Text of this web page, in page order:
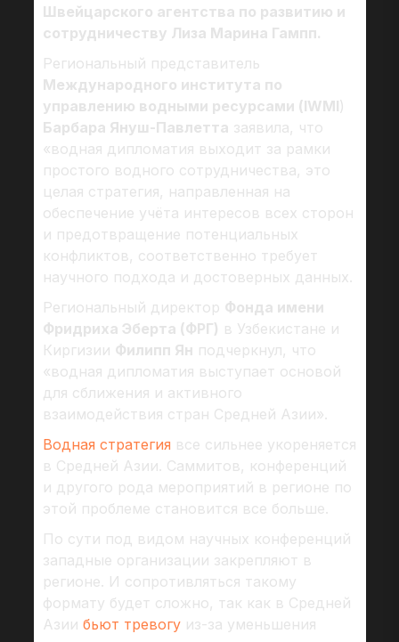
Швейцарского агентства по развитию и
сотрудничеству Лиза Марина Гампп.
Региональный представитель
Международного института по
управлению водными ресурсами (IWMI)
Барбара Януш-Павлетта заявила, что
«водная дипломатия выходит за рамки
простого водного сотрудничества, это
целая стратегия, направленная на
обеспечение учёта интересов всех сторон
и предотвращение потенциальных
конфликтов, соответственно требует
научного подхода и достоверных данных.
Региональный директор Фонда имени
Фридриха Эберта (ФРГ) в Узбекистане и
Киргизии Филипп Ян подчеркнул, что
«водная дипломатия выступает основой
для сближения и активного
взаимодействия стран Средней Азии».
Водная стратегия все сильнее укореняется
в Средней Азии. Саммитов, конференций
и другого рода мероприятий в регионе по
этой проблеме становится все больше.
По сути под видом научных конференций
западные организации закрепляют в
регионе. И сопротивляться такому
формату будет сложно, так как в Средней
Азии бьют тревогу из-за уменьшения